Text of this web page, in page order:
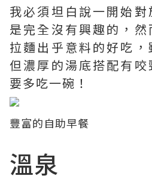
我必須坦白說一開始對
是完全沒有興趣的，然
拉麵出乎意料的好吃，
但濃厚的湯底搭配有
要多吃一碗！
豐富的自助早餐
溫泉